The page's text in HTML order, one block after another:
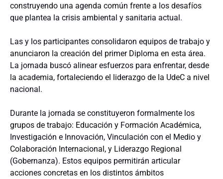
construyendo una agenda común frente a los desafíos
que plantea la crisis ambiental y sanitaria actual.
Las y los participantes consolidaron equipos de trabajo y
anunciaron la creación del primer Diploma en esta área.
La jornada buscó alinear esfuerzos para enfrentar, desde
la academia, fortaleciendo el liderazgo de la UdeC a nivel
nacional.
Durante la jornada se constituyeron formalmente los
grupos de trabajo: Educación y Formación Académica,
Investigación e Innovación, Vinculación con el Medio y
Colaboración Internacional, y Liderazgo Regional
(Gobernanza). Estos equipos permitirán articular
acciones concretas en los distintos ámbitos